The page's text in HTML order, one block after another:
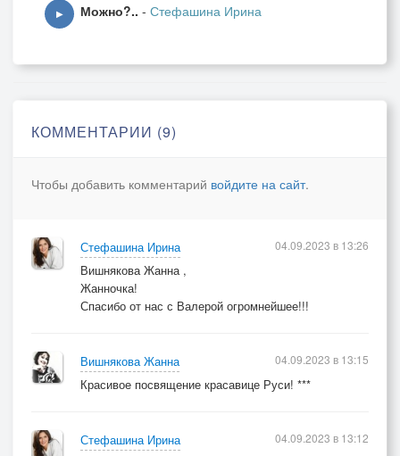
в звонкий край соловьев.
Головой к дубам прильну
мне милее вовек не сыскать
вековой покой и стать
И души благодать.
Припев:
▶ Можно?.. - Стефашина Ирина
КОММЕНТАРИИ (9)
Чтобы добавить комментарий войдите на сайт.
Стефашина Ирина
Вишнякова Жанна ,
Жанночка!
Спасибо от нас с Валерой огромнейшее!!!
04.09.2023 в 13:26
Вишнякова Жанна
Красивое посвящение красавице Руси! ***
04.09.2023 в 13:15
Стефашина Ирина
04.09.2023 в 13:12